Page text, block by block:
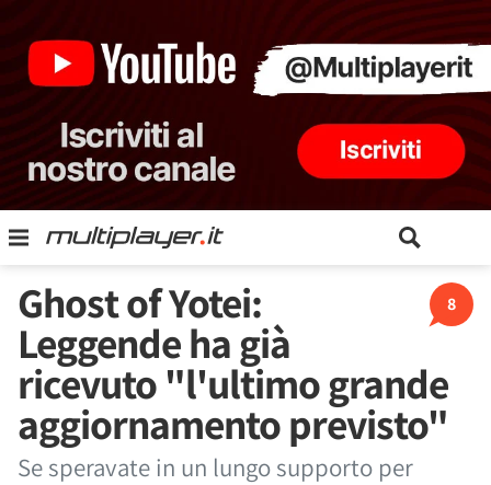
8
Ghost of Yotei:
Leggende ha già
ricevuto "l'ultimo grande
aggiornamento previsto"
Se speravate in un lungo supporto per